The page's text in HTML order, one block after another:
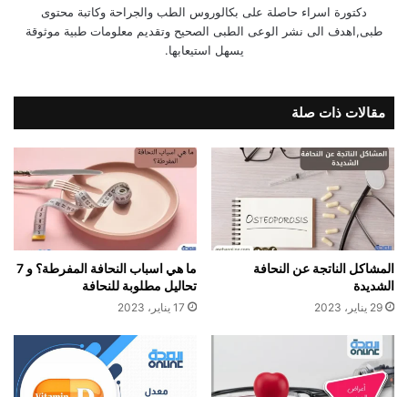
دكتورة اسراء حاصلة على بكالوروس الطب والجراحة وكاتبة محتوى
طبى,اهدف الى نشر الوعى الطبى الصحيح وتقديم معلومات طبية موثوقة
يسهل استيعابها.
مقالات ذات صلة
المشاكل الناتجة عن النحافة
الشديدة
29 يناير، 2023
ما هي اسباب النحافة المفرطة؟ و 7
تحاليل مطلوبة للنحافة
17 يناير، 2023